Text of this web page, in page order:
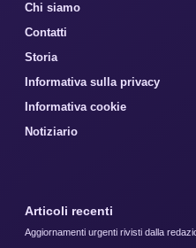
Chi siamo
Contatti
Storia
Informativa sulla privacy
Informativa cookie
Notiziario
Articoli recenti
Aggiornamenti urgenti rivisti dalla